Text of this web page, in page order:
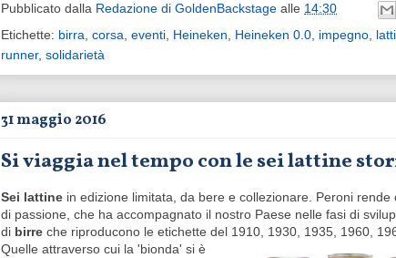
Pubblicato dalla Redazione di GoldenBackstage alle 14:30
Etichette: birra, corsa, eventi, Heineken, Heineken 0.0, impegno,
runner, solidarietà
31 maggio 2016
Si viaggia nel tempo con le sei lattine
Sei lattine in edizione limitata, da bere e collezionare. Peroni rende
di passione, che ha accompagnato il nostro Paese nelle fasi di
di birre che riproducono le etichette del 1910, 1930, 1935, 1960,
Quelle attraverso cui la 'bionda' si è